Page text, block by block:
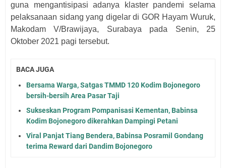
guna mengantisipasi adanya klaster pandemi selama
pelaksanaan sidang yang digelar di GOR Hayam Wuruk,
Makodam V/Brawijaya, Surabaya pada Senin, 25
Oktober 2021 pagi tersebut.
BACA JUGA
Bersama Warga, Satgas TMMD 120 Kodim Bojonegoro
bersih-bersih Area Pasar Taji
Sukseskan Program Pompanisasi Kementan, Babinsa
Kodim Bojonegoro dikerahkan Dampingi Petani
Viral Panjat Tiang Bendera, Babinsa Posramil Gondang
terima Reward dari Dandim Bojonegoro